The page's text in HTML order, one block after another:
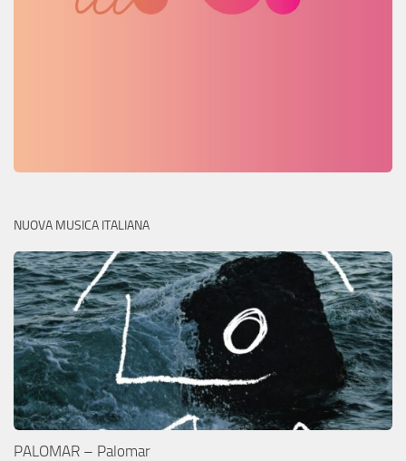
NUOVA MUSICA ITALIANA
PALOMAR – Palomar